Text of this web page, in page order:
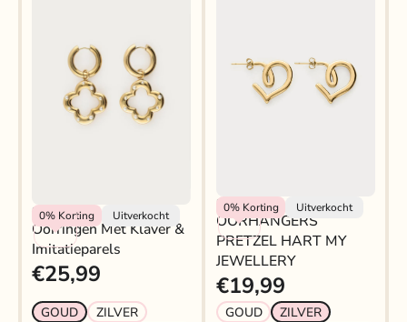
0% Korting Uitverkocht
My Jewellery
Oorringen Met Klaver &
Imitatieparels
€25,99
GOUD ZILVER
0%Korting Uitverkocht
My Jewellery
OORHANGERS
PRETZEL HART MY
JEWELLERY
€19,99
GOUD ZILVER